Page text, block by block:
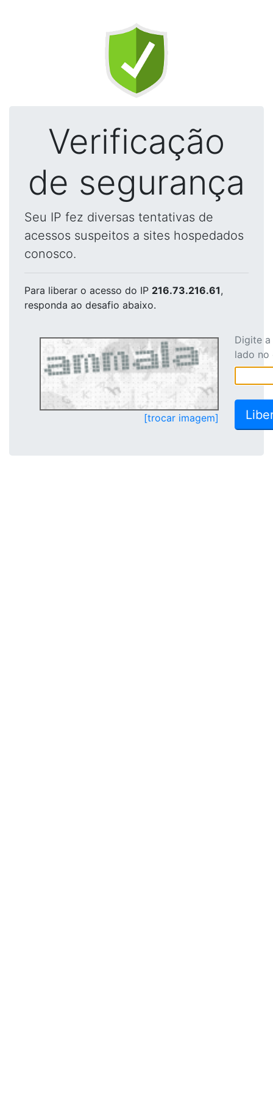
Verificação
de segurança
Seu IP fez diversas tentativas de
acessos suspeitos a sites hospedados
conosco.
Para liberar o acesso do IP 216.73.216.61,
responda ao desafio abaixo.
[trocar imagem]
Digite
lado no